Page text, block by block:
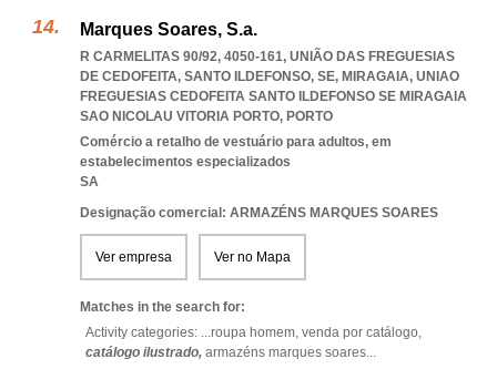
Marques Soares, S.a.
R CARMELITAS 90/92, 4050-161, UNIÃO DAS FREGUESIAS
DE CEDOFEITA, SANTO ILDEFONSO, SE, MIRAGAIA, UNIAO
FREGUESIAS CEDOFEITA SANTO ILDEFONSO SE MIRAGAIA
SAO NICOLAU VITORIA PORTO, PORTO
Comércio a retalho de vestuário para adultos, em
estabelecimentos especializados
SA
Designação comercial: ARMAZÉNS MARQUES SOARES
Ver empresa Ver no Mapa
Matches in the search for:
Activity categories: ...roupa homem, venda por catálogo,
catálogo ilustrado, armazéns marques soares...